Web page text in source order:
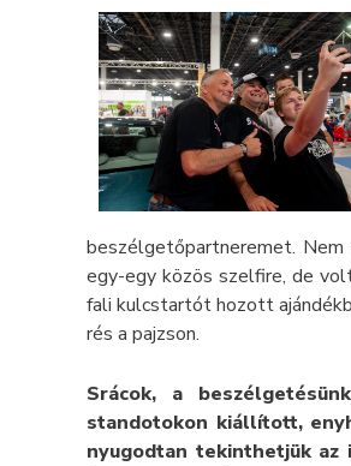
beszélgetőpartneremet.
egy-egy közös szelfire, de
fali kulcstartót hozott
rés a pajzson.
Srácok, a
standotokon kiállított,
nyugodtan tekinthetjük az